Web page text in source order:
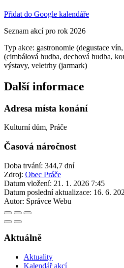
Přidat do Google kalendáře
Seznam akcí pro rok 2026
Typ akce: gastronomie (degustace
(cimbálová hudba, dechová hudba,
výstavy, veletrhy (jarmark)
Další informace
Adresa místa konání
Kulturní dům, Práče
Časová náročnost
Doba trvání: 344,7 dní
Zdroj: Obec Práče
Datum vložení: 21. 1. 2026 7:45
Datum poslední aktualizace: 16. 6.
Autor: Správce Webu
Aktuálně
Aktuality
Kalendář akcí